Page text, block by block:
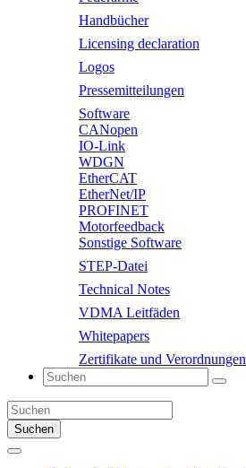
Handbücher
Licensing declaration
Logos
Pressemitteilungen
Software
CANopen
IO-Link
WDGN
EtherCAT
EtherNet/IP
PROFINET
Motorfeedback
Sonstige Software
STEP-Datei
Technical Notes
VDMA Leitfäden
Whitepapers
Zertifikate und Verordnungen
Suchen